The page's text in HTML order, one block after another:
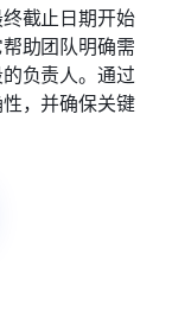
截止日期开始
助团队明确需
负责人。通过
，并确保关键